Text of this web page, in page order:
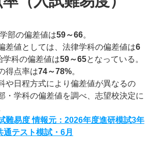
部の偏差値は59～66。
差値としては、法律学科の偏差値は6
学科の偏差値は59～65となっている。
得点率は74～78%。
や日程方式により偏差値が異なるの
・学科の偏差値を調べ、志望校決定に
難易度 情報元：2026年度進研模試3年
通テスト模試・6月